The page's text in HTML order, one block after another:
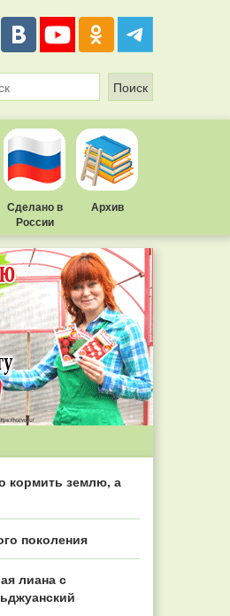
Сделано в
России
Архив
кормить землю, а
поколения
лиана с